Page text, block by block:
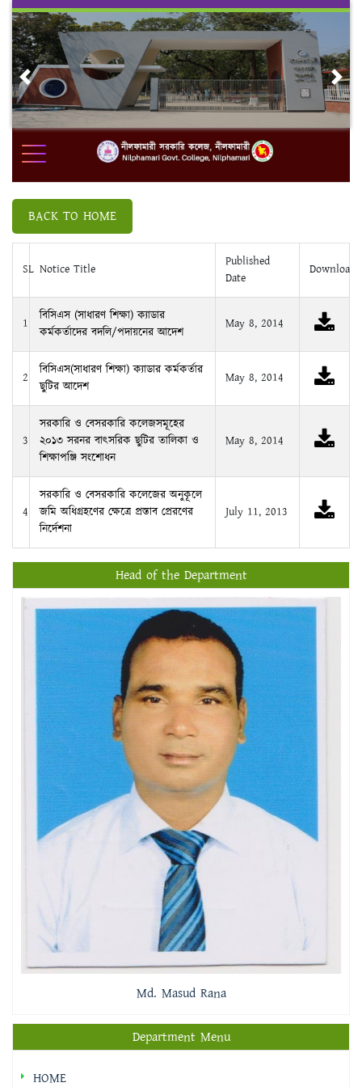
Skip
content
Previous
BACK TO HOME
SL Notice Title
Published
Date
Download
1
বিসিএস (সাধারণ শিক্ষা) ক্যাডার
কর্মকর্তাদের বদলি/পদায়নের আদেশ
May 8, 2014
2
বিসিএস(সাধারণ শিক্ষা) ক্যাডার কর্মকর্তার
ছুটির আদেশ
May 8, 2014
3
সরকারি ও বেসরকারি কলেজসমূহের
২০১৩ সরনর বাৎসরিক ছুটির তালিকা ও
শিক্ষাপঞ্জি সংশোধন
May 8, 2014
4
সরকারি ও বেসরকারি কলেজের অনুকূলে
জমি অধিগ্রহণের ক্ষেত্রে প্রস্তাব প্রেরণের
নির্দেশনা
July 11, 2013
Head of the Department
Md. Masud Rana
Department Menu
HOME